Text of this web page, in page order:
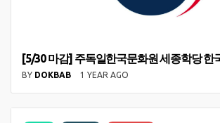
[5/30 마감] 주독일한국문화원 세종학당 한
BY DOKBAB 1 YEAR AGO